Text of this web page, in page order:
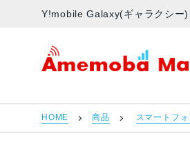
Y!mobile Galaxy(ギャラクシー
アメモバマーケット
HOME 商品 スマートフォ